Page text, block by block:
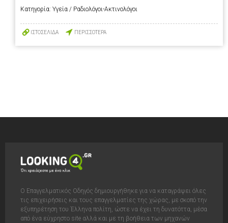
Κατηγορία: Υγεία / Ραδιολόγοι-Ακτινολόγοι
ΙΣΤΟΣΕΛΙΔΑ ΠΕΡΙΣΣΟΤΕΡΑ
Ο Επαγγελματικός Οδηγός δημιουργήθηκε για να καταγράψει όλες
τις επιχειρήσεις και τους επαγγελματίες της χώρας, με σκοπό την
εξυπηρέτηση του Έλληνα πολίτη, ώστε να έχει τη δυνατόττα, μέσα
από ένα εύχρηστο site αλλά και με τη βοήθεια των μηχανών